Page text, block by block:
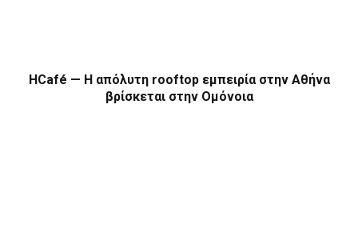
HCafé — Η απόλυτη rooftop εμπειρία στην Αθήνα
βρίσκεται στην Ομόνοια